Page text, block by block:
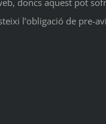
doncs aquest pot
l’obligació de pre-